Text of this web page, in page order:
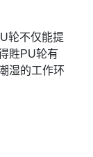
轮不仅能提
貹PU轮有
湿的工作环